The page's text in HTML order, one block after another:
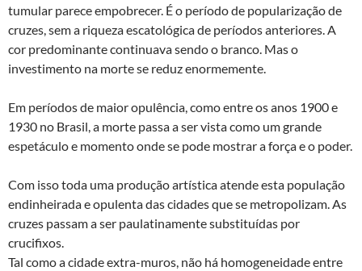
tumular parece empobrecer. É o período de popularização de
cruzes, sem a riqueza escatológica de períodos anteriores. A
cor predominante continuava sendo o branco. Mas o
investimento na morte se reduz enormemente.
Em períodos de maior opulência, como entre os anos 1900 e
1930 no Brasil, a morte passa a ser vista como um grande
espetáculo e momento onde se pode mostrar a força e o poder.
Com isso toda uma produção artística atende esta população
endinheirada e opulenta das cidades que se metropolizam. As
cruzes passam a ser paulatinamente substituídas por
crucifixos.
Tal como a cidade extra-muros, não há homogeneidade entre